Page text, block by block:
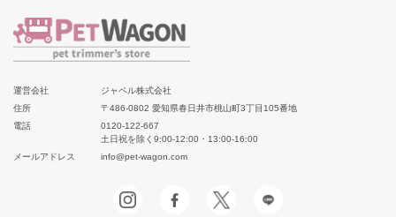
運営会社
ジャペル株式会社
住所
〒486-0802 愛知県春日井市桃山町3丁目105番地
電話
0120-122-667
土日祝を除く9:00-12:00・13:00-16:00
メールアドレス
info@pet-wagon.com